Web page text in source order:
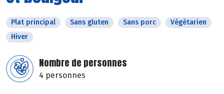
Plat principal Sans gluten Sans porc
Végétarien
Hiver
Nombre de personnes
4 personnes